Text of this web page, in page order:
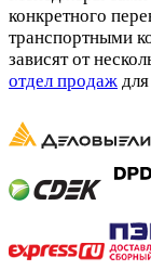
конкретного
транспортными
зависят от
отдел продаж